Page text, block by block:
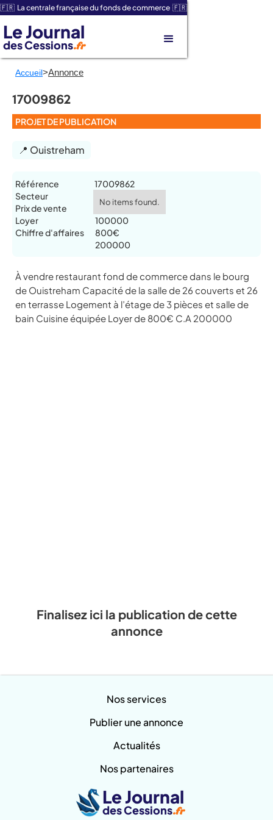
🇫🇷 La centrale française du fonds de commerce 🇫🇷
Le Journal
des Cessions.fr
Accueil>Annonce
17009862
PROJET DE PUBLICATION
📍 Ouistreham
Référence
Secteur
Prix de vente
Loyer
Chiffre d'affaires
17009862
No items found.
100000
800€
200000
À vendre restaurant fond de commerce dans le bourg
de Ouistreham Capacité de la salle de 26 couverts et 26
en terrasse Logement à l’étage de 3 pièces et salle de
bain Cuisine équipée Loyer de 800€ C.A 200000
Finalisez ici la publication de cette
annonce
Nos services
Publier une annonce
Actualités
Nos partenaires
Le Journal
des Cessions.fr